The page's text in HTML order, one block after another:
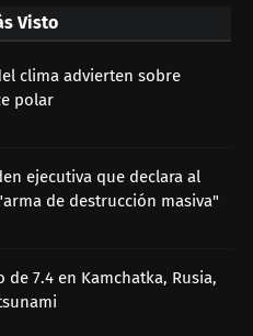
Visto
clima advierten sobre
polar
ejecutiva que declara al
de destrucción masiva"
de 7.4 en Kamchatka, Rusia,